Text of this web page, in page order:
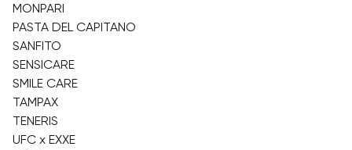
MONPARI
PASTA DEL CAPITANO
SANFITO
SENSICARE
SMILE CARE
TAMPAX
TENERIS
UFC x EXXE